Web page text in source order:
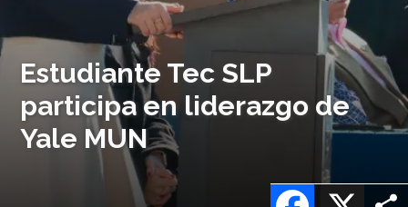
Estudiante Tec SLP
participa en liderazgo de
Yale MUN
X
Facebook